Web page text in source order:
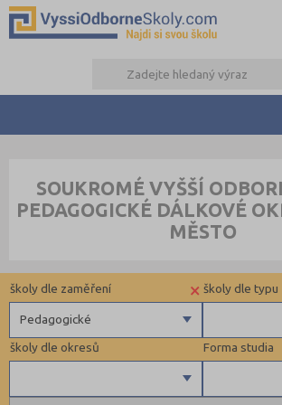
PŘÍPRAVA
DALŠÍ
SOUKROMÉ VYŠŠÍ
PEDAGOGICKÉ DÁLKOVÉ
MĚSTO
Forma studia
školy dle okresů
školy dle typu
×
Pedagogické
školy dle zaměření
Zdravotnické